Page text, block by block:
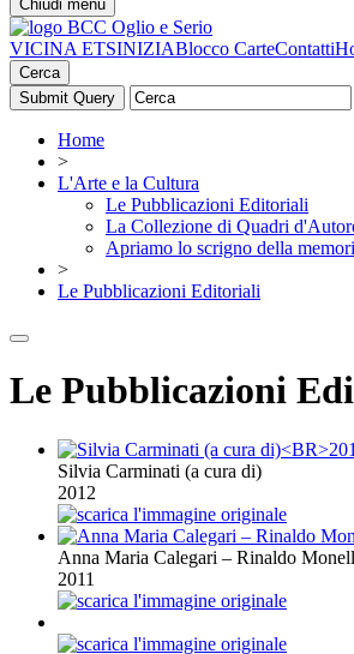
Chiudi menu
VICINA ETSINIZIABlocco CarteContatti
Cerca
Home
>
L'Arte e la Cultura
Le Pubblicazioni Editoriali
La Collezione di Quadri
Apriamo lo scrigno della
>
Le Pubblicazioni Editoriali
Le Pubblicazioni
Silvia Carminati (a cura di)
2012
Anna Maria Calegari – Rinaldo
2011